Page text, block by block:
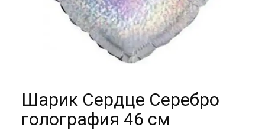
Шарик Сердце Серебро
голография 46 см